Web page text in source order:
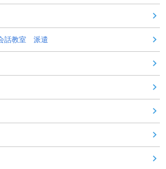
話教室 派遣